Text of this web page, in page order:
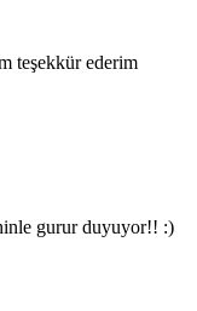
teşekkür ederim
gurur duyuyor!! :)